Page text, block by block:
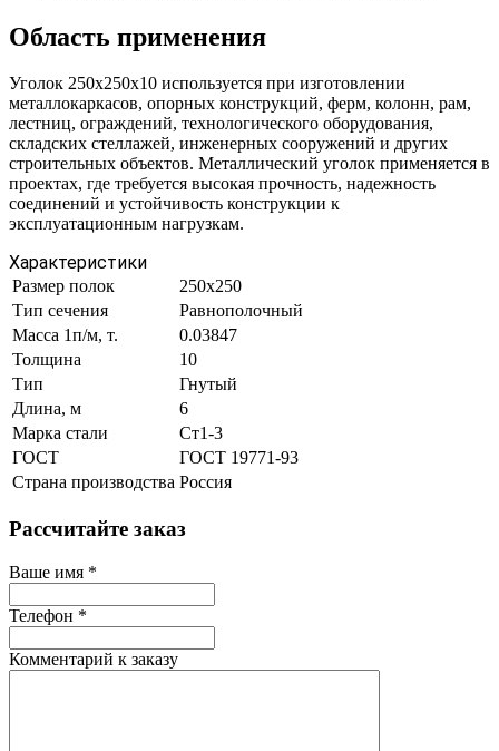
Область применения
Уголок 250х250х10 используется при изготовлении
металлокаркасов, опорных конструкций, ферм, колонн, рам,
лестниц, ограждений, технологического оборудования,
складских стеллажей, инженерных сооружений и других
строительных объектов. Металлический уголок применяется в
проектах, где требуется высокая прочность, надежность
соединений и устойчивость конструкции к
эксплуатационным нагрузкам.
Характеристики
Размер полок
250х250
Тип сечения
Равнополочный
Масса 1п/м, т.
0.03847
Толщина
10
Тип
Гнутый
Длина, м
6
Марка стали
Ст1-3
ГОСТ
ГОСТ 19771-93
Страна производства Россия
Рассчитайте заказ
Ваше имя *
Телефон *
Комментарий к заказу